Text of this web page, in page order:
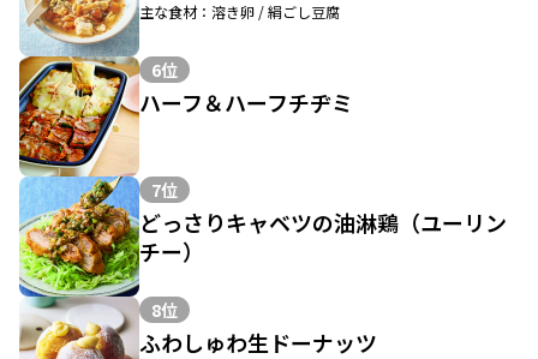
主な食材：溶き卵 / 絹ごし豆腐
6位
ハーフ＆ハーフチヂミ
7位
どっさりキャベツの油淋鶏（ユーリン
チー）
8位
ふわしゅわ生ドーナッツ